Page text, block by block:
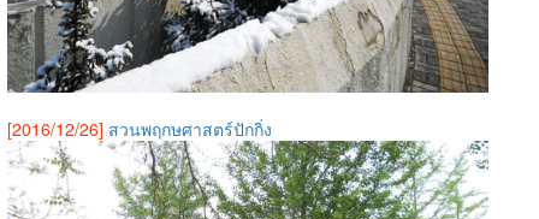
[2016/12/26] สวนพฤกษศาสตร์ปักกิ่ง